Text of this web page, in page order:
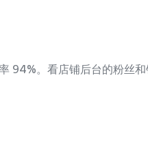
。看店铺后台的粉丝和